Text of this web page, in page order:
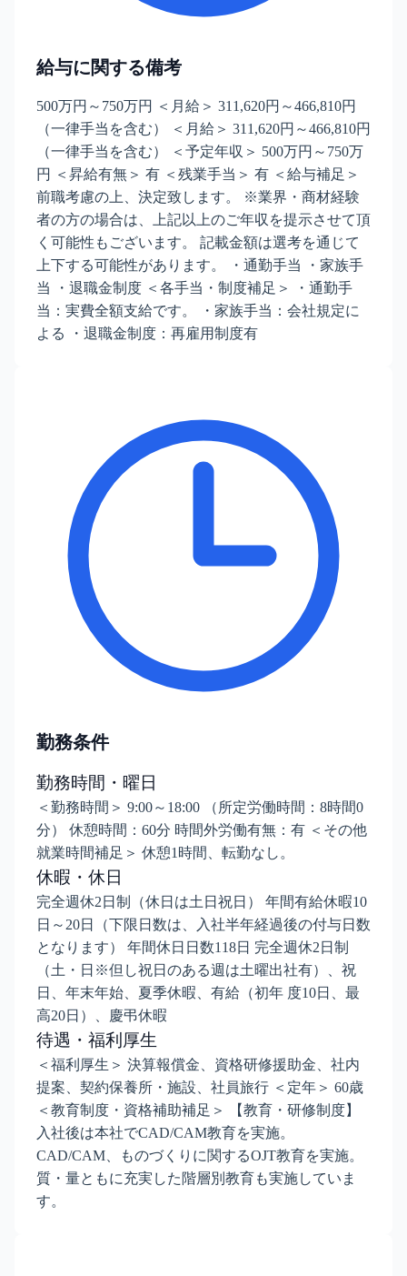
給与に関する備考
500万円～750万円 ＜月給＞ 311,620円～466,810円
（一律手当を含む） ＜月給＞ 311,620円～466,810円
（一律手当を含む） ＜予定年収＞ 500万円～750万
円 ＜昇給有無＞ 有 ＜残業手当＞ 有 ＜給与補足＞
前職考慮の上、決定致します。 ※業界・商材経験
者の方の場合は、上記以上のご年収を提示させて頂
く可能性もございます。 記載金額は選考を通じて
上下する可能性があります。 ・通勤手当 ・家族手
当 ・退職金制度 ＜各手当・制度補足＞ ・通勤手
当：実費全額支給です。 ・家族手当：会社規定に
よる ・退職金制度：再雇用制度有
勤務条件
勤務時間・曜日
＜勤務時間＞ 9:00～18:00 （所定労働時間：8時間0
分） 休憩時間：60分 時間外労働有無：有 ＜その他
就業時間補足＞ 休憩1時間、転勤なし。
休暇・休日
完全週休2日制（休日は土日祝日） 年間有給休暇10
日～20日（下限日数は、入社半年経過後の付与日数
となります） 年間休日日数118日 完全週休2日制
（土・日※但し祝日のある週は土曜出社有）、祝
日、年末年始、夏季休暇、有給（初年 度10日、最
高20日）、慶弔休暇
待遇・福利厚生
＜福利厚生＞ 決算報償金、資格研修援助金、社内
提案、契約保養所・施設、社員旅行 ＜定年＞ 60歳
＜教育制度・資格補助補足＞ 【教育・研修制度】
入社後は本社でCAD/CAM教育を実施。
CAD/CAM、ものづくりに関するOJT教育を実施。
質・量ともに充実した階層別教育も実施していま
す。